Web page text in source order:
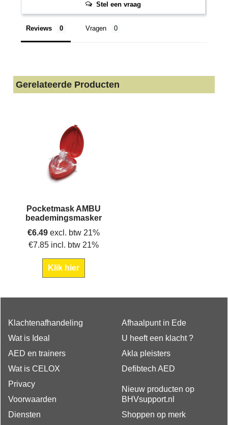
Stel een vraag
Reviews Vragen
Gerelateerde Producten
Pocketmask AMBU
beademingsmasker
€6.49 excl. btw 21%
€7.85 incl. btw 21%
Klik hier
Klachtenafhandeling
Wat is Ideal
AED en trainers
Wat is CELOX
Privacy
Voorwaarden
Diensten
Afhaalpunt in Ede
U heeft een klacht ?
Akla pleisters
Defibtech AED
Nieuw producten op
BHVsupport.nl
Shoppen op merk